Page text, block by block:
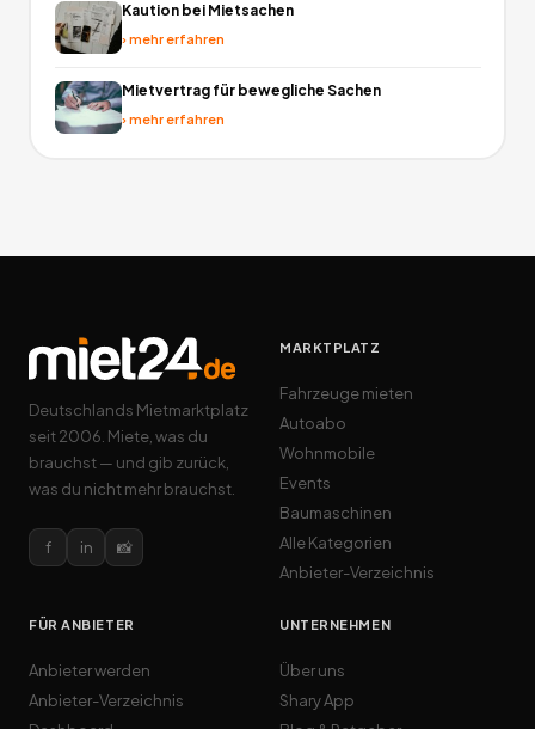
Kaution bei Mietsachen
›mehr erfahren
Mietvertrag für bewegliche Sachen
›mehr erfahren
Deutschlands Mietmarktplatz
seit 2006. Miete, was du
brauchst — und gib zurück,
was du nicht mehr brauchst.
f in 📸
MARKTPLATZ
Fahrzeuge mieten
Autoabo
Wohnmobile
Events
Baumaschinen
Alle Kategorien
Anbieter-Verzeichnis
FÜR ANBIETER
Anbieter werden
Anbieter-Verzeichnis
UNTERNEHMEN
Über uns
Shary App